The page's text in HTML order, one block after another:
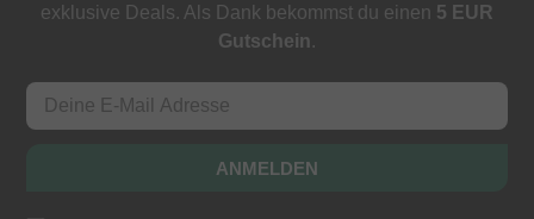
exklusive Deals. Als Dank bekommst du einen 5 EUR
Gutschein.
ANMELDEN